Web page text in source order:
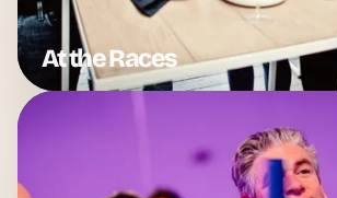
At the Races